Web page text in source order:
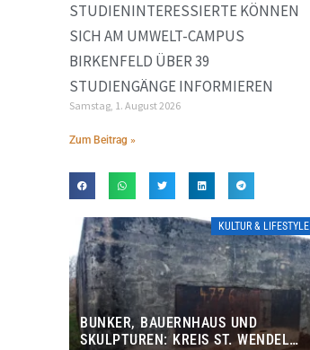
STUDIENINTERESSIERTE KÖNNEN
SICH AM UMWELT-CAMPUS
BIRKENFELD ÜBER 39
STUDIENGÄNGE INFORMIEREN
Samstag, 1. August 2026
Zum Beitrag »
KULTUR & LIFESTYLE
BUNKER, BAUERNHAUS UND
SKULPTUREN: KREIS ST. WENDEL